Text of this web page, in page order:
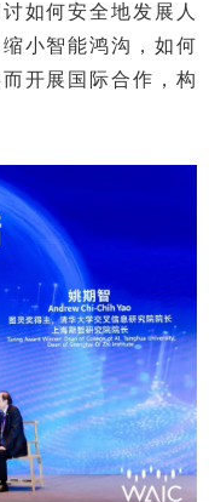
如何安全地发展人
小智能鸿沟，如何
开展国际合作，构